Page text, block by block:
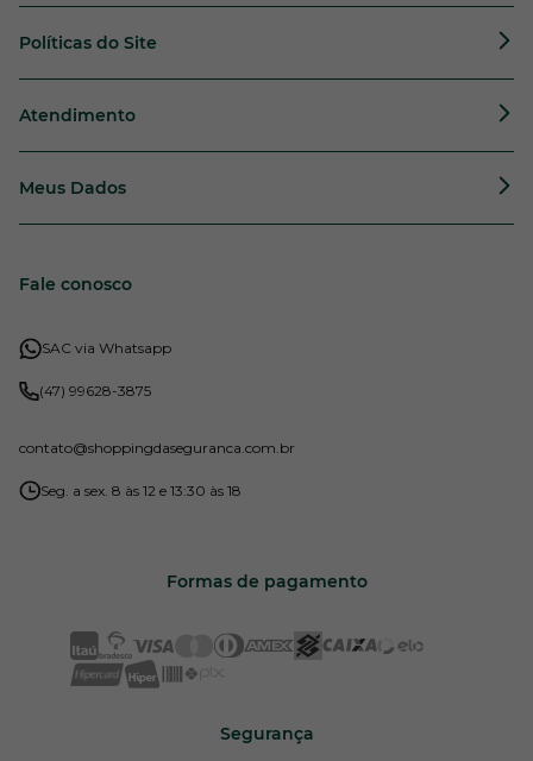
Políticas do Site
Atendimento
Meus Dados
Fale conosco
SAC via Whatsapp
(47) 99628-3875
contato@shoppingdaseguranca.com.br
Seg. a sex. 8 às 12 e 13:30 às 18
Formas de pagamento
Segurança